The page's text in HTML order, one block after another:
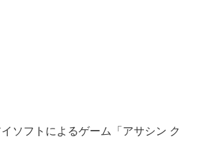
ソフトによるゲーム「アサシン ク